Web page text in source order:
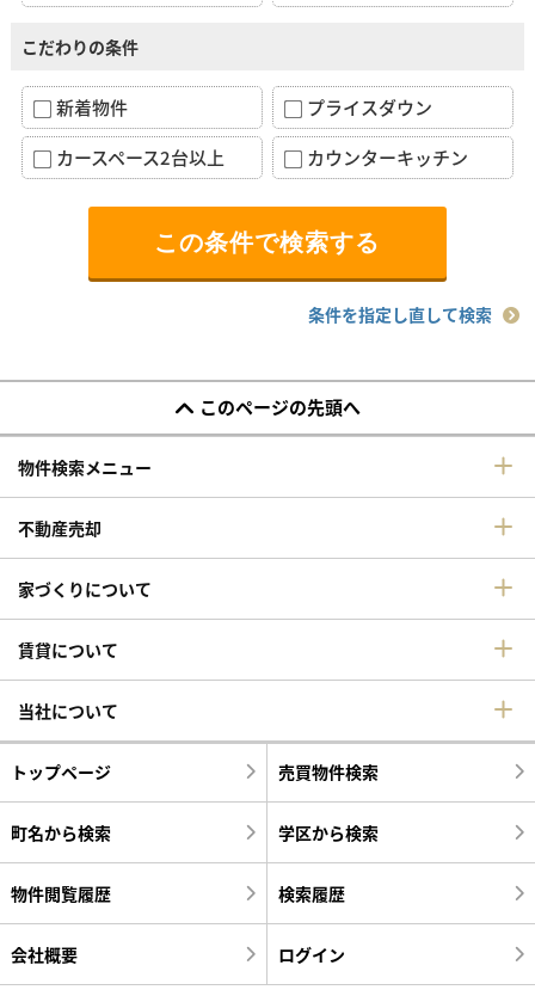
こだわりの条件
新着物件
プライスダウン
カースペース2台以上
カウンターキッチン
条件を指定し直して検索
このページの先頭へ
物件検索メニュー
不動産売却
家づくりについて
賃貸について
当社について
トップページ 売買物件検索
町名から検索 学区から検索
物件閲覧履歴 検索履歴
会社概要 ログイン